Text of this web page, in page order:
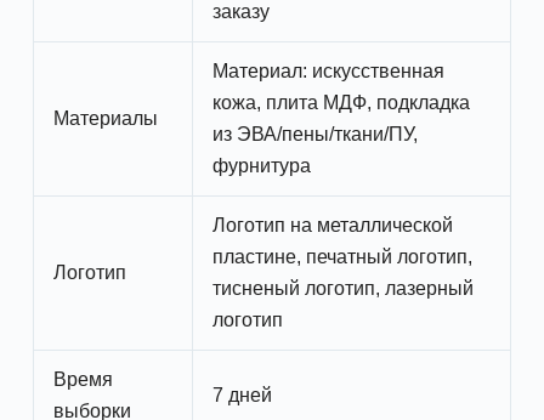
заказу
Материалы
Материал: искусственная
кожа, плита МДФ, подкладка
из ЭВА/пены/ткани/ПУ,
фурнитура
Логотип
Логотип на металлической
пластине, печатный логотип,
тисненый логотип, лазерный
логотип
Время
выборки
7 дней